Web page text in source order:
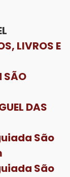
LIVROS E
SÃO
DAS
São
São